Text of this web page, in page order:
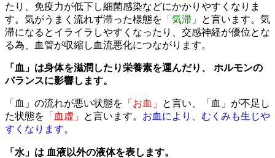
たり、免疫力が低下し細菌感染などにかかりやすくなりま
す。気がうまく流れず滞った様態を 「気滞」
と言います。気
滞になるとイライラしやすくなったり、交感神経が優位とな
る為、血管が収縮し血流悪化につながります。
「血」は身体を滋潤したり栄養素を運んだり、 ホルモンの
バランスに影響します。
「血」の流れが悪い状態を 「お血」
と言い、「血」が不足し
た状態を 「血虚」 と言います。 お血により、むくみも生じや
すくなります。
「水」は 血液以外の液体を表します。